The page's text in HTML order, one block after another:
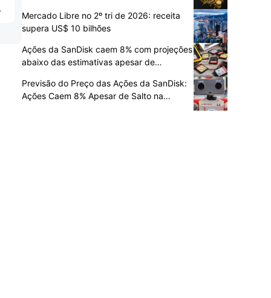
Mercado Libre no 2º tri de 2026: receita
supera US$ 10 bilhões
Ações da SanDisk caem 8% com projeções
abaixo das estimativas apesar de
Previsão do Preço das Ações da SanDisk:
Ações Caem 8% Apesar de Salto na